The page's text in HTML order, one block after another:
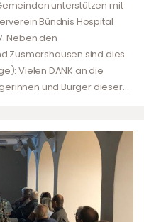
unterstützen mit
Bündnis Hospital
Neben den
Zusmarshausen sind dies
Vielen DANK an die
und Bürger dieser…